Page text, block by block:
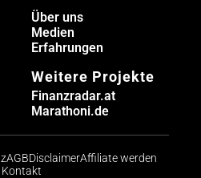
Über uns
Medien
Erfahrungen
Weitere Projekte
Finanzradar.at
Marathoni.de
AGBDisclaimerAffiliate werden
Kontakt